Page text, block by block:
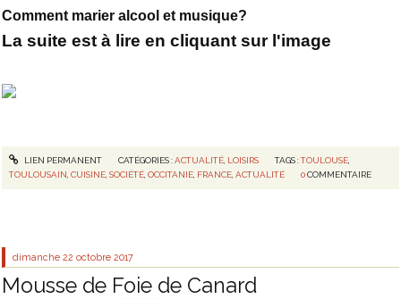
Comment marier alcool et musique?
La suite est à lire en cliquant sur l'image
LIEN PERMANENT CATÉGORIES :ACTUALITÉ, LOISIRS TAGS :TOULOUSE
TOULOUSAIN ,CUISINE ,SOCIÉTÉ ,OCCITANIE FRANCE ,ACTUALITÉ 0 COMMENTAIRE
dimanche 22 octobre 2017
Mousse de Foie de Canard